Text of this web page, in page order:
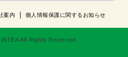
案内 個人情報保護に関するお知らせ
All Rights Reserved.